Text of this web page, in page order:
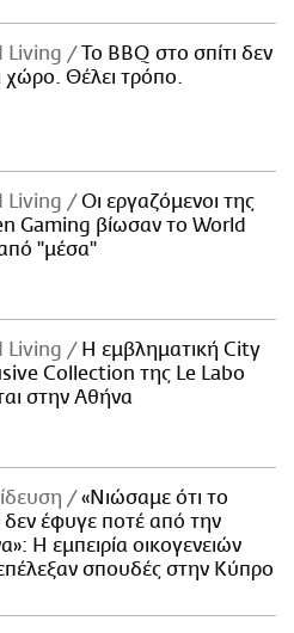
Living
Το BBQ στο σπίτι δεν
χώρο. Θέλει τρόπο.
Living
Οι εργαζόμενοι της
Gaming βίωσαν το World
"μέσα"
Living
Η εμβληματική City
Collection της Le Labo
στην Αθήνα
«Νιώσαμε ότι το
δεν έφυγε ποτέ από την
Η εμπειρία οικογενειών
σπουδές στην Κύπρο